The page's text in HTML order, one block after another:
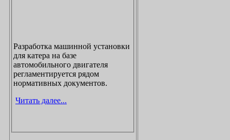
Разработка машинной установки
для катера на базе
автомобильного двигателя
регламентируется рядом
нормативных документов.
Читать далее...